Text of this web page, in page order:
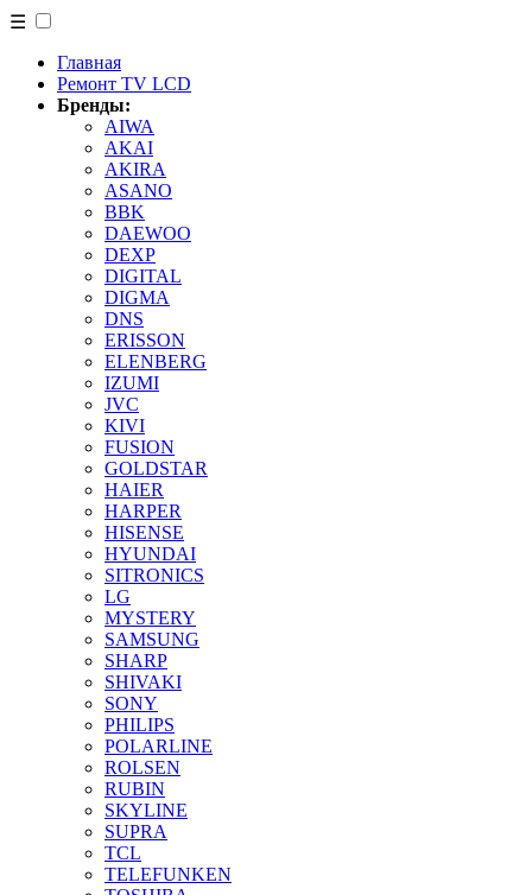
☰
Главная
Ремонт TV LCD
Бренды:
AIWA
AKAI
AKIRA
ASANO
BBK
DAEWOO
DEXP
DIGITAL
DIGMA
DNS
ERISSON
ELENBERG
IZUMI
JVC
KIVI
FUSION
GOLDSTAR
HAIER
HARPER
HISENSE
HYUNDAI
SITRONICS
LG
MYSTERY
SAMSUNG
SHARP
SHIVAKI
SONY
PHILIPS
POLARLINE
ROLSEN
RUBIN
SKYLINE
SUPRA
TCL
TELEFUNKEN